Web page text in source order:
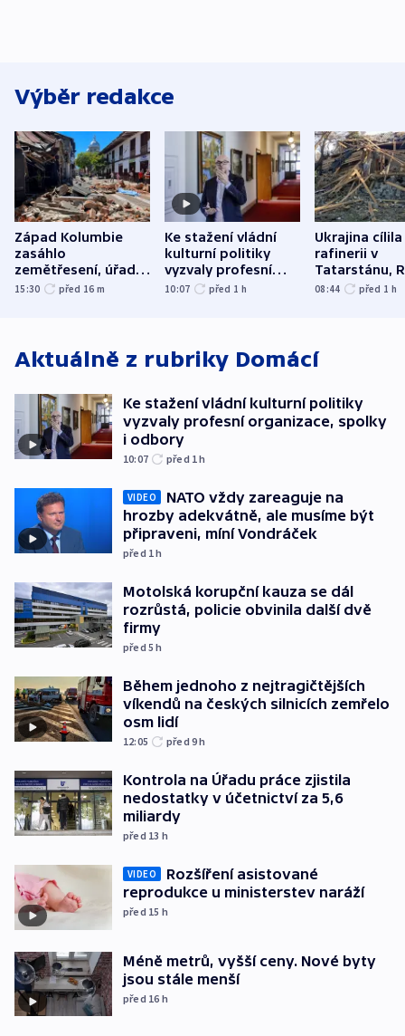
Výběr redakce
Západ Kolumbie
zasáhlo
zemětřesení, úřady
hlásí přes sto obětí
15:30 před 16 m
Ke stažení vládní
kulturní politiky
vyzvaly profesní
organizace, spolky i
10:07 před 1 h
Ukrajina cílila
rafinerii v
Tatarstánu,
útočilo na
08:44 před 1 h
Aktuálně z rubriky Domácí
Ke stažení vládní kulturní politiky
vyzvaly profesní organizace, spolky
i odbory
10:07 před 1h
VIDEO
NATO vždy zareaguje na
hrozby adekvátně, ale musíme být
připraveni, míní Vondráček
před 1h
Motolská korupční kauza se dál
rozrůstá, policie obvinila další dvě
firmy
před 5h
Během jednoho z nejtragičtějších
víkendů na českých silnicích zemřelo
osm lidí
12:05 před 9h
Kontrola na Úřadu práce zjistila
nedostatky v účetnictví za 5,6
miliardy
před 13 h
VIDEO
Rozšíření asistované
reprodukce u ministerstev naráží
před 15 h
Méně metrů, vyšší ceny. Nové byty
jsou stále menší
před 16 h